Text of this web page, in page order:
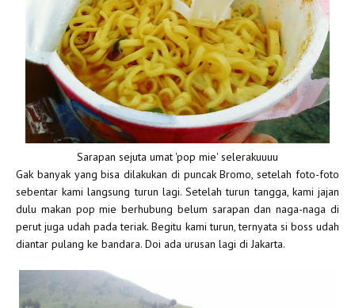
Sarapan sejuta umat 'pop mie' selerakuuuu
Gak banyak yang bisa dilakukan di puncak Bromo, setelah foto-foto
sebentar kami langsung turun lagi. Setelah turun tangga, kami jajan
dulu makan pop mie berhubung belum sarapan dan naga-naga di
perut juga udah pada teriak. Begitu kami turun, ternyata si boss udah
diantar pulang ke bandara. Doi ada urusan lagi di Jakarta.